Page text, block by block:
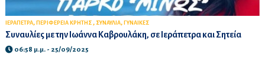
ΙΕΡΑΠΕΤΡΑ, ΠΕΡΙΦΕΡΕΙΑ ΚΡΗΤΗΣ , ΣΥΝΑΥΛΙΑ, ΓΥΝΑΙΚΕΣ
Συναυλίες με την Ιωάννα Καβρουλάκη, σε Ιεράπετρα και Σητεία
06:58 μ.μ. - 25/09/2025